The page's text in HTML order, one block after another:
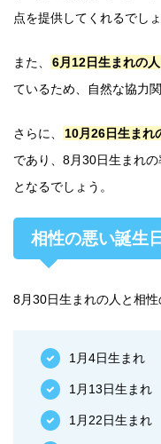
点を提供してくれるでしょ
また、 6月12日生まれの人
ているため、自然な協力
さらに、 10月26日生まれ
であり、8月30日生まれ
となるでしょう。
相性の悪い誕生日
8月30日生まれの人と相性
1月4日生まれ
1月13日生まれ
1月22日生まれ